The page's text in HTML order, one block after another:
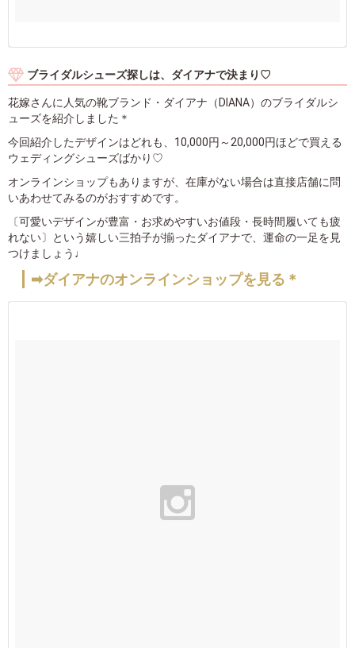
ブライダルシューズ探しは、ダイアナで決まり♡
花嫁さんに人気の靴ブランド・ダイアナ（DIANA）のブライダルシ
ューズを紹介しました＊
今回紹介したデザインはどれも、10,000円～20,000円ほどで買える
ウェディングシューズばかり♡
オンラインショップもありますが、在庫がない場合は直接店舗に問
いあわせてみるのがおすすめです。
〔可愛いデザインが豊富・お求めやすいお値段・長時間履いても疲
れない〕という嬉しい三拍子が揃ったダイアナで、運命の一足を見
つけましょう♩
➡ダイアナのオンラインショップを見る＊